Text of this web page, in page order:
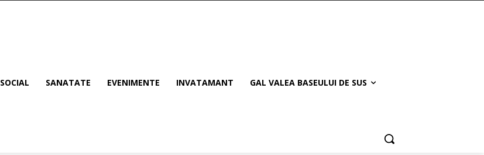
SOCIAL SANATATE EVENIMENTE INVATAMANT GAL VALEA BASEULUI DE SUS